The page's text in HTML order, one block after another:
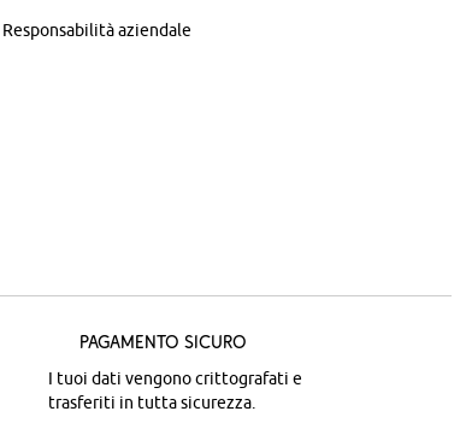
Responsabilità aziendale
Pagamento sicuro
I tuoi dati vengono crittografati e
trasferiti in tutta sicurezza.